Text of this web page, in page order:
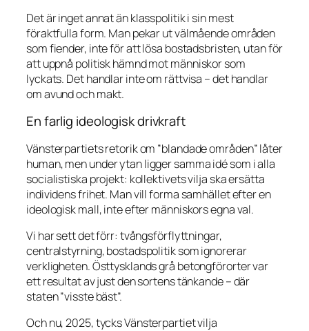
Det är inget annat än klasspolitik i sin mest
föraktfulla form. Man pekar ut välmående områden
som fiender, inte för att lösa bostadsbristen, utan för
att uppnå politisk hämnd mot människor som
lyckats. Det handlar inte om rättvisa – det handlar
om avund och makt.
En farlig ideologisk drivkraft
Vänsterpartiets retorik om ”blandade områden” låter
human, men under ytan ligger samma idé som i alla
socialistiska projekt: kollektivets vilja ska ersätta
individens frihet. Man vill forma samhället efter en
ideologisk mall, inte efter människors egna val.
Vi har sett det förr: tvångsförflyttningar,
centralstyrning, bostadspolitik som ignorerar
verkligheten. Östtysklands grå betongförorter var
ett resultat av just den sortens tänkande – där
staten ”visste bäst”.
Och nu, 2025, tycks Vänsterpartiet vilja